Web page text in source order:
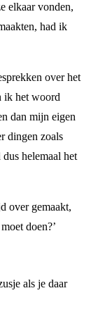
elkaar vonden,
had ik
over het
ik het woord
dan mijn eigen
dingen zoals
helemaal het
over gemaakt,
doen?’
als je daar